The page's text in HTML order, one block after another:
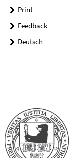
Print
Feedback
Deutsch